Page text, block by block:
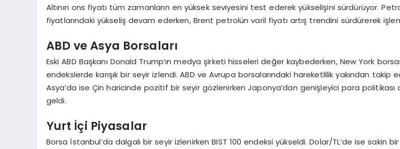
Altının ons fiyatı tüm zamanların en yüksek seviyesini test ederek yükselişini sürdürüyor.
fiyatlarındaki yükseliş devam ederken, Brent petrolün varil fiyatı artış trendini sürdürerek
ABD ve Asya Borsaları
Eski ABD Başkanı Donald Trump’ın medya şirketi hisseleri değer kaybederken, New York
endekslerde karışık bir seyir izlendi. ABD ve Avrupa borsalarındaki hareketlilik yakından takip
Asya’da ise Çin haricinde pozitif bir seyir gözlenirken Japonya’dan genişleyici para politikası
geldi.
Yurt İçi Piyasalar
Borsa İstanbul’da dalgalı bir seyir izlenirken BIST 100 endeksi yükseldi. Dolar/TL’de ise sakin